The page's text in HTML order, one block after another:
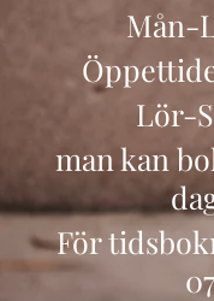
Mån-
Lör-
man kan
För